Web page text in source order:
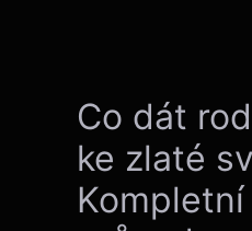
Co dát
ke zlaté
Kompletní